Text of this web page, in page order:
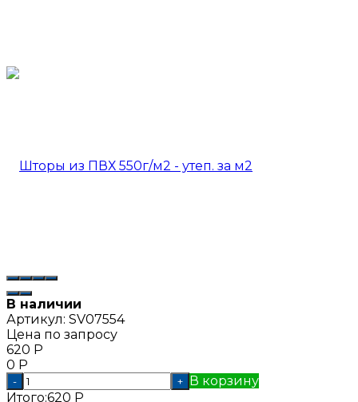
В наличии
Артикул: SV07554
Цена по запросу
620 Р
0 Р
- + В корзину
Итого:620 Р